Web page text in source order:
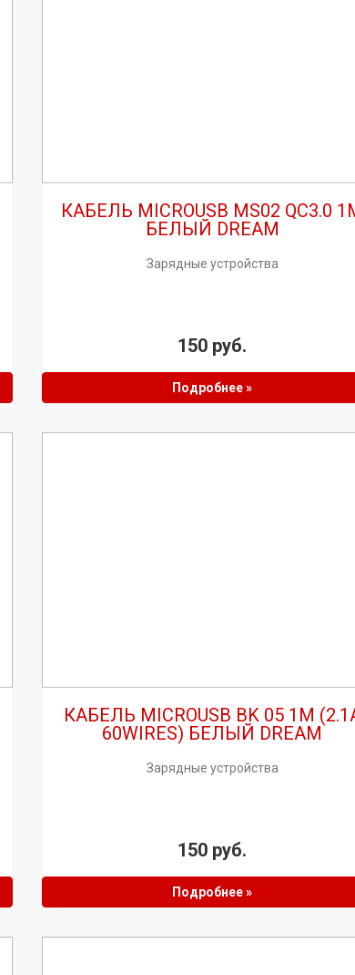
КАБЕЛЬ MICROUSB MS02 QC3.0
БЕЛЫЙ DREAM
Зарядные устройства
150 руб.
Подробнее »
КАБЕЛЬ MICROUSB BK 05 1M
60WIRES) БЕЛЫЙ DREAM
Зарядные устройства
150 руб.
Подробнее »